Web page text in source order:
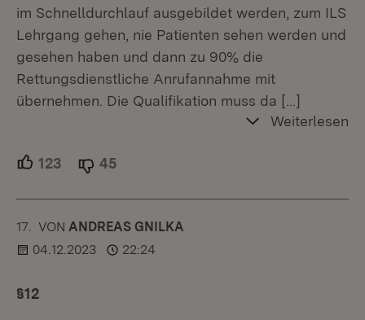
im Schnelldurchlauf ausgebildet werden, zum ILS
Lehrgang gehen, nie Patienten sehen werden und
gesehen haben und dann zu 90% die
Rettungsdienstliche Anrufannahme mit
übernehmen. Die Qualifikation muss da […]
Weiterlesen
123 Unterstützer.
45
17. KOMMENTAR
VON :ANDREAS GNILKA
04.12.2023
22:24
§12